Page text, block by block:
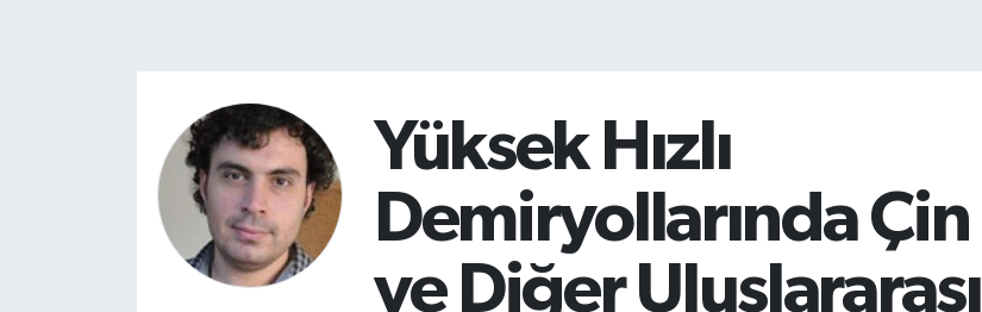
Yüksek Hızlı
Demiryollarında Çin
ve Diğer Uluslararası